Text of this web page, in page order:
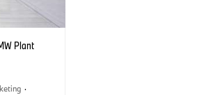
Plant
·